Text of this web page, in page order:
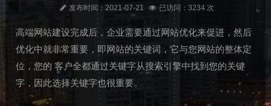
发布时间：2021-07-21 已访问：3234 次
高端网站建设完成后，企业需要通过网站优化来促进，然后
优化中就非常重要，即网站的关键词，它与您网站的整体定
位，您的 客户全都通过关键字从搜索引擎中找到您的关键
字，因此选择关键字也很重要。